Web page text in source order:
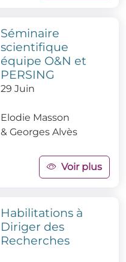
Séminaire
scientifique
équipe O&N et
PERSING
29 Juin
Elodie Masson
& Georges Alvès
Voir plus
Habilitations à
Diriger des
Recherches